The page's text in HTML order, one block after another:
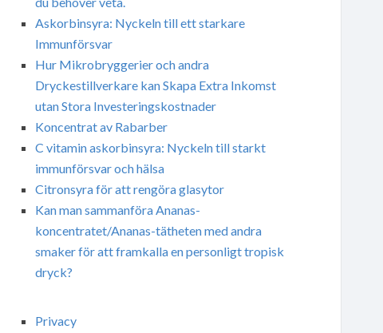
Askorbinsyra: Nyckeln till ett starkare
Immunförsvar
Hur Mikrobryggerier och andra
Dryckestillverkare kan Skapa Extra Inkomst
utan Stora Investeringskostnader
Koncentrat av Rabarber
C vitamin askorbinsyra: Nyckeln till starkt
immunförsvar och hälsa
Citronsyra för att rengöra glasytor
Kan man sammanföra Ananas-
koncentratet/Ananas-tätheten med andra
smaker för att framkalla en personligt tropisk
dryck?
Privacy